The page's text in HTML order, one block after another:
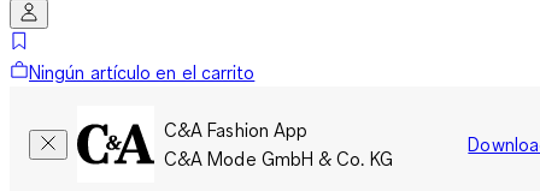
Ningún artículo en el carrito
C&A Fashion App
C&A Mode GmbH & Co. KG